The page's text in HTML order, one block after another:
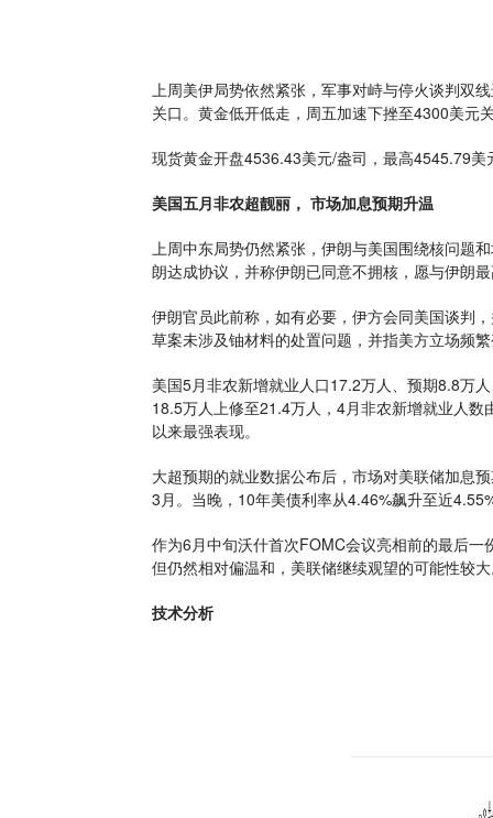
上周美伊局势依然紧张，军事对峙与停火谈判双
关口。黄金低开低走，周五加速下挫至4300美元
现货黄金开盘4536.43美元/盎司，最高4545.79
美国五月非农超靓丽， 市场加息预期升温
上周中东局势仍然紧张，伊朗与美国围绕核问题
朗达成协议，并称伊朗已同意不拥核，愿与伊朗
伊朗官员此前称，如有必要，伊方会同美国谈判
草案未涉及铀材料的处置问题，并指美方立场频
美国5月非农新增就业人口17.2万人、预期8.8万
18.5万人上修至21.4万人，4月非农新增就业人
以来最强表现。
大超预期的就业数据公布后，市场对美联储加息
3月。当晚，10年美债利率从4.46%飙升至近
作为6月中旬沃什首次FOMC会议亮相前的最后
但仍然相对偏温和，美联储继续观望的可能性较
技术分析